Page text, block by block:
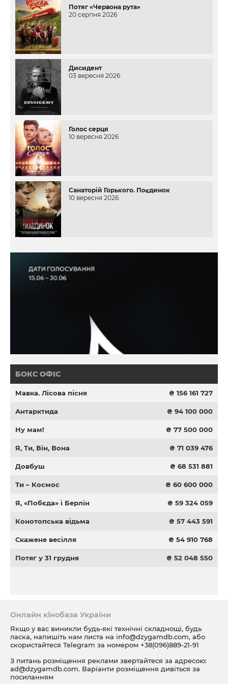
Потяг «Червона рута»
20 серпня 2026
Дисидент
03 вересня 2026
Голос серця
10 вересня 2026
Санаторій Горького. Поєдинок
10 вересня 2026
БОКС ОФІС
Мавка. Лісова пісня ₴ 156 161 727
Антарктида ₴ 94 100 000
Ну мам! ₴ 77 500 000
Я, Ти, Він, Вона ₴ 71 039 476
Довбуш ₴ 68 531 881
Ти – Космос ₴ 60 600 000
Я, «Побєда» і Берлін ₴ 59 324 059
Конотопська відьма ₴ 57 443 591
Скажене весілля ₴ 54 910 768
Потяг у 31 грудня ₴ 52 048 550
Онлайн кінобаза України
Якщо у вас виникли будь-які технічні складнощі, будь
ласка, напишіть нам листа на info@dzygamdb.com, або
скористайтеся Telegram за номером +38(096)889-21-91
З питань розміщення реклами звертайтеся за адресою:
ad@dzygamdb.com. Варіанти розміщення дивіться за
посиланням